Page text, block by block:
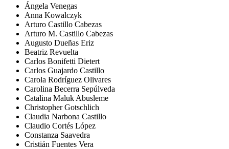
Ángela Venegas
Anna Kowalczyk
Arturo Castillo Cabezas
Arturo M. Castillo Cabezas
Augusto Dueñas Eriz
Beatriz Revuelta
Carlos Bonifetti Dietert
Carlos Guajardo Castillo
Carola Rodríguez Olivares
Carolina Becerra Sepúlveda
Catalina Maluk Abusleme
Christopher Gotschlich
Claudia Narbona Castillo
Claudio Cortés López
Constanza Saavedra
Cristián Fuentes Vera